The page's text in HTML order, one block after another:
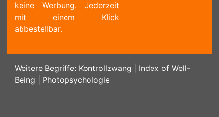
keine Werbung. Jederzeit
mit einem Klick
abbestellbar.
Weitere Begriffe: Kontrollzwang
Index of Well-
Being
Photopsychologie